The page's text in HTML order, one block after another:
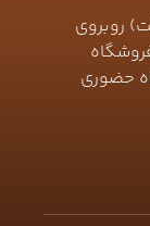
روبروی
نعمتی (کیکاووس) پلاک ۴۳۰ فروشگاه
حضوری